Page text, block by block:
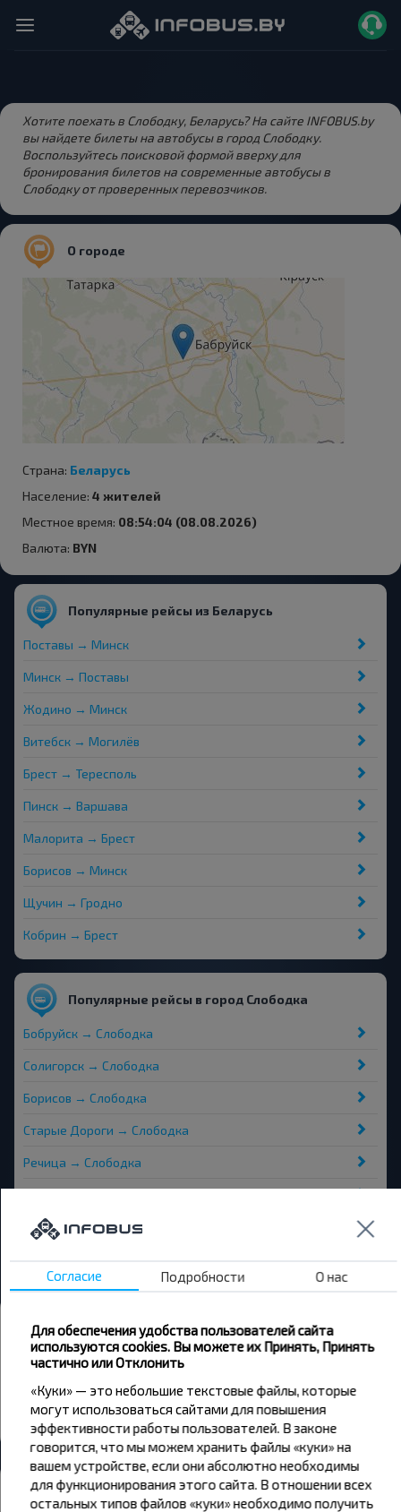
Хотите поехать в Слободку, Беларусь? На сайте INFOBUS.by
вы найдете билеты на автобусы в город Слободку.
Воспользуйтесь поисковой формой вверху для
бронирования билетов на современные автобусы в
Слободку от проверенных перевозчиков.
О городе
Страна: Беларусь
Население: 4 жителей
Местное время: 08:54:04 (08.08.2026)
Валюта: BYN
Популярные рейсы из Беларусь
Поставы → Минск
Минск → Поставы
Жодино → Минск
Витебск → Могилёв
Брест → Тересполь
Пинск → Варшава
Малорита → Брест
Борисов → Минск
Щучин → Гродно
Кобрин → Брест
Популярные рейсы в город Слободка
Бобруйск → Слободка
Солигорск → Слободка
Борисов → Слободка
Старые Дороги → Слободка
Речица → Слободка
Минск → Слободка
Гомель → Слободка
Слободка
Дом-Интернат Каменский
Все автовокзалы Слободка
Погода
Согласие Подробности О нас
Для обеспечения удобства пользователей сайта
используются cookies. Вы можете их Принять, Принять
частично или Отклонить
«Куки» — это небольшие текстовые файлы, которые
могут использоваться сайтами для повышения
эффективности работы пользователей. В законе
говорится, что мы можем хранить файлы «куки» на
вашем устройстве, если они абсолютно необходимы
для функционирования этого сайта. В отношении всех
остальных типов файлов «куки» необходимо получить